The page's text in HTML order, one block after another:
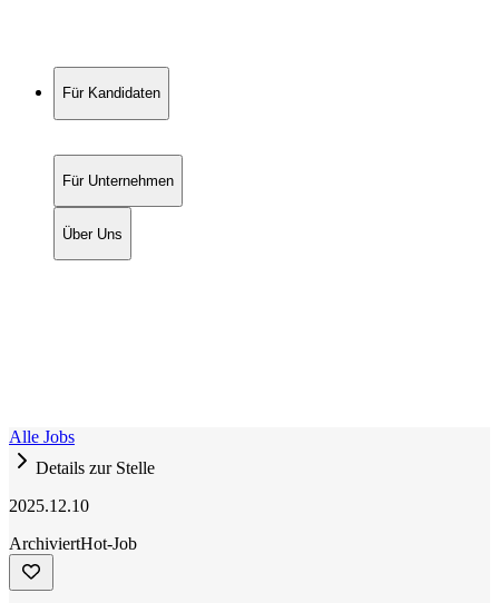
Für Kandidaten
Für Unternehmen
Über Uns
Alle Jobs
Details zur Stelle
2025.12.10
ArchiviertHot-Job